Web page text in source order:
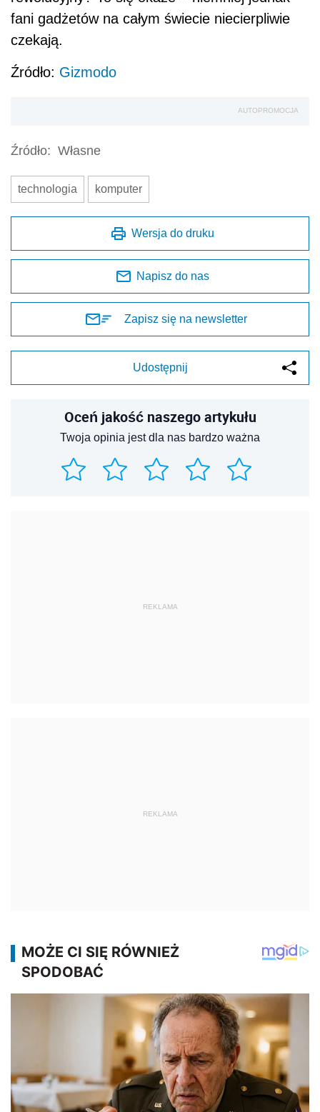
fani gadżetów na całym świecie niecierpliwie
czekają.
Źródło: Gizmodo
AUTOPROMOCJA
Źródło: Własne
technologia komputer
Wersja do druku
Napisz do nas
Zapisz się na newsletter
Udostępnij
Oceń jakość naszego artykułu
Twoja opinia jest dla nas bardzo ważna
REKLAMA
REKLAMA